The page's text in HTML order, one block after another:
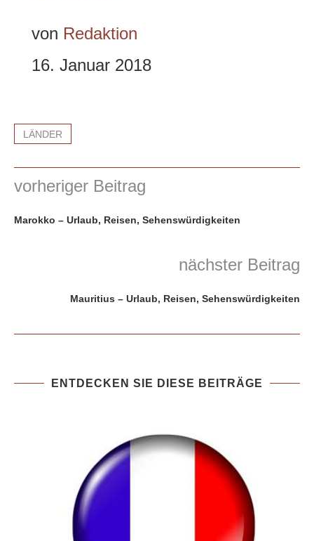
von Redaktion
16. Januar 2018
LÄNDER
vorheriger Beitrag
Marokko – Urlaub, Reisen, Sehenswürdigkeiten
nächster Beitrag
Mauritius – Urlaub, Reisen, Sehenswürdigkeiten
ENTDECKEN SIE DIESE BEITRÄGE